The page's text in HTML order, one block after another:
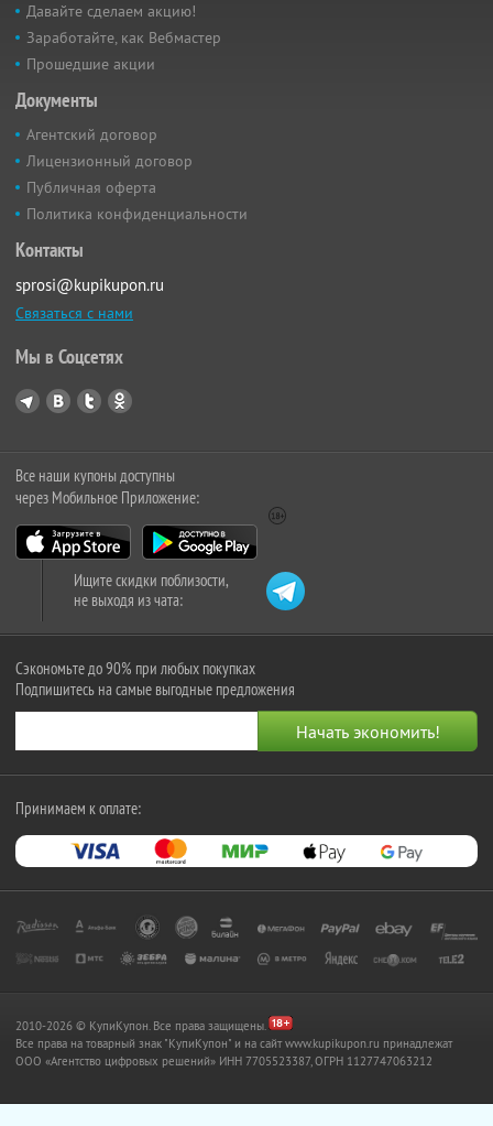
Давайте сделаем акцию!
Заработайте, как Вебмастер
Прошедшие акции
Документы
Агентский договор
Лицензионный договор
Публичная оферта
Политика конфиденциальности
Контакты
sprosi@kupikupon.ru
Связаться с нами
Мы в Соцсетях
Все наши купоны доступны
через Мобильное Приложение:
Ищите скидки поблизости,
не выходя из чата:
Сэкономьте до 90% при любых покупках
Подпишитесь на самые выгодные предложения
Принимаем к оплате:
2010-2026 © КупиКупон. Все права защищены.
Все права на товарный знак "КупиКупон" и на сайт www.kupikupon.ru принадлежат
OOO «Агентство цифровых решений» ИНН 7705523387, ОГРН 1127747063212